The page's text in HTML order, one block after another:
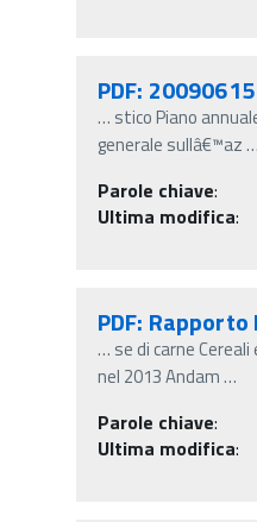
PDF:
… stico Piano
generale sullâ€™az…
Parole chiave:
Ultima modifica:
PDF: Rapporto
… se di carne
nel 2013 Andam…
Parole chiave:
Ultima modifica: